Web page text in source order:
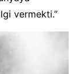
vermekti.”